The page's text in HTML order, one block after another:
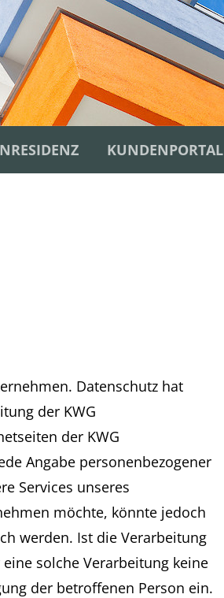
KUNDENPORTAL
Datenschutz hat
der KWG
der KWG
Angabe personenbezogener
Services unseres
möchte, könnte jedoch
werden. Ist die Verarbeitung
solche Verarbeitung keine
der betroffenen Person ein.